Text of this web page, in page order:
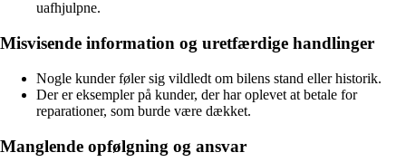
uafhjulpne.
Misvisende information og uretfærdige handlinger
Nogle kunder føler sig vildledt om bilens stand eller historik.
Der er eksempler på kunder, der har oplevet at betale for
reparationer, som burde være dækket.
Manglende opfølgning og ansvar